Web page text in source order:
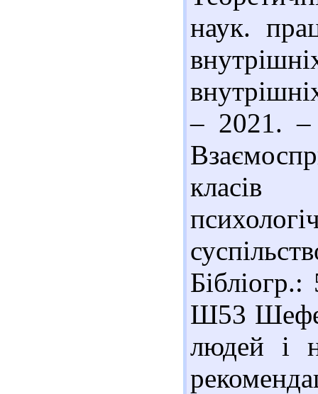
наук.
– 2021.
класів
Ш53
людей і